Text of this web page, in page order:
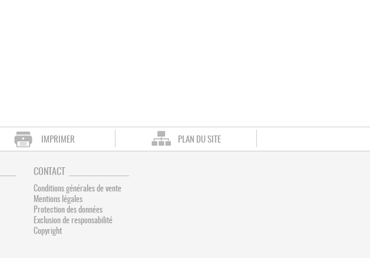
IMPRIMER PLAN DU SITE
CONTACT
Conditions générales de vente
Mentions légales
Protection des données
Exclusion de responsabilité
Copyright